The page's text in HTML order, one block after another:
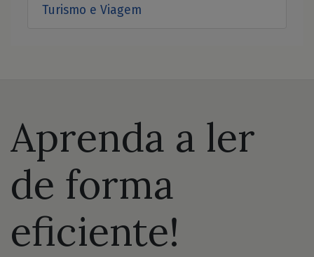
Turismo e Viagem
Aprenda a ler
de forma
eficiente!